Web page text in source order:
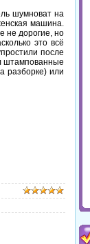
шумноват на
машина.
не дорогие, но
это всё
после
штампованные
разборке) или